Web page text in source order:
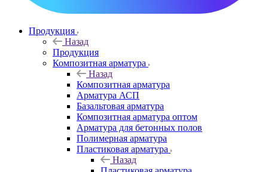
Продукция
Назад
Продукция
Композитная арматура
Назад
Композитная арматура
Арматура АСП
Базальтовая арматура
Композитная арматура оптом
Арматура для бетонных полов
Полимерная арматура
Пластиковая арматура
Назад